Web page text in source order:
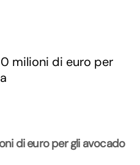
di euro per gli avocado